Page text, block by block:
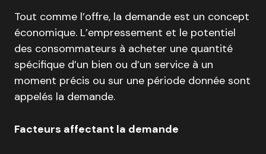
Tout comme l’offre, la demande est un concept
économique. L’empressement et le potentiel
des consommateurs à acheter une quantité
spécifique d’un bien ou d’un service à un
moment précis ou sur une période donnée sont
appelés la demande.
Facteurs affectant la demande